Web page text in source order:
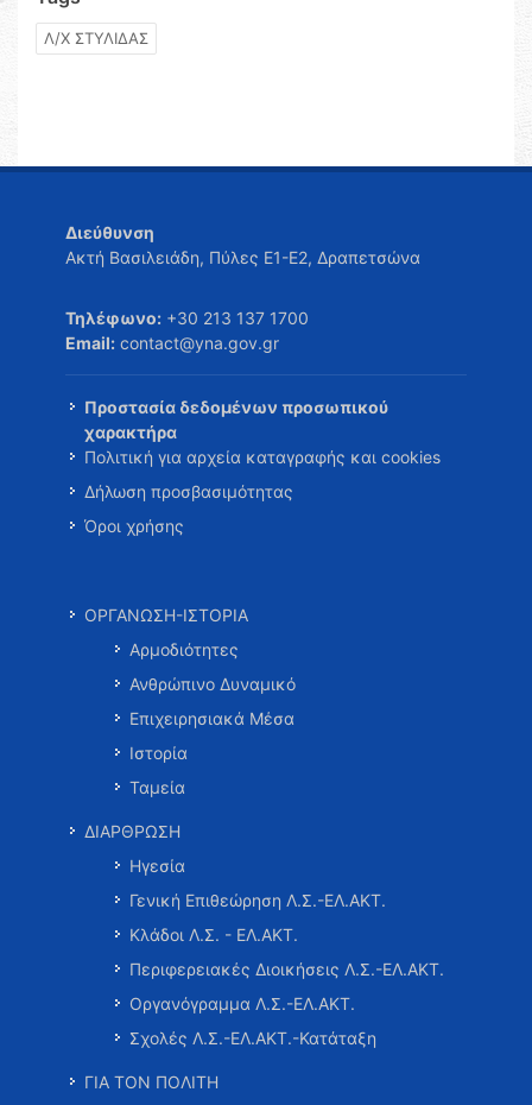
Λ/Χ ΣΤΥΛΙΔΑΣ
Διεύθυνση
Ακτή Βασιλειάδη, Πύλες Ε1-Ε2, Δραπετσώνα
Τηλέφωνο: +30 213 137 1700
Email: contact@yna.gov.gr
Προστασία δεδομένων προσωπικού
χαρακτήρα
Πολιτική για αρχεία καταγραφής και cookies
Δήλωση προσβασιμότητας
Όροι χρήσης
ΟΡΓΑΝΩΣΗ-ΙΣΤΟΡΙΑ
Αρμοδιότητες
Ανθρώπινο Δυναμικό
Επιχειρησιακά Μέσα
Ιστορία
Ταμεία
ΔΙΑΡΘΡΩΣΗ
Ηγεσία
Γενική Επιθεώρηση Λ.Σ.-ΕΛ.ΑΚΤ.
Κλάδοι Λ.Σ. - ΕΛ.ΑΚΤ.
Περιφερειακές Διοικήσεις Λ.Σ.-ΕΛ.ΑΚΤ.
Οργανόγραμμα Λ.Σ.-ΕΛ.ΑΚΤ.
Σχολές Λ.Σ.-ΕΛ.ΑΚΤ.-Κατάταξη
ΓΙΑ ΤΟΝ ΠΟΛΙΤΗ